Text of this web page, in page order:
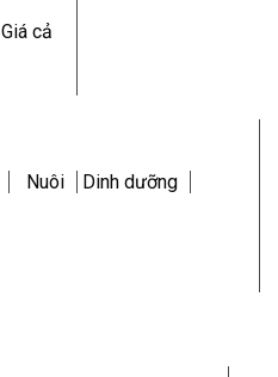
Giá cả
Nuôi Dinh dưỡng